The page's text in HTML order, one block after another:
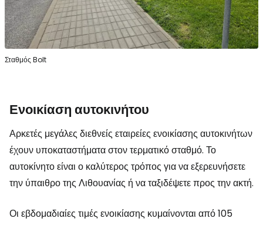
Σταθμός Bolt
Ενοικίαση αυτοκινήτου
Αρκετές μεγάλες διεθνείς εταιρείες ενοικίασης αυτοκινήτων
έχουν υποκαταστήματα στον τερματικό σταθμό. Το
αυτοκίνητο είναι ο καλύτερος τρόπος για να εξερευνήσετε
την ύπαιθρο της Λιθουανίας ή να ταξιδέψετε προς την ακτή.
Οι εβδομαδιαίες τιμές ενοικίασης κυμαίνονται από 105